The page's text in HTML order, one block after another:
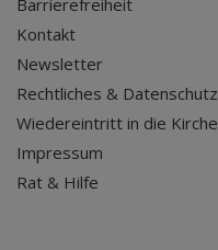
Kontakt
Newsletter
Rechtliches & Datenschutz
Wiedereintritt in die Kirche
Impressum
Rat & Hilfe